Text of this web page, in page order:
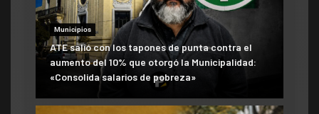
Municipios
ATE salió con los tapones de punta contra el
aumento del 10% que otorgó la Municipalidad:
«Consolida salarios de pobreza»